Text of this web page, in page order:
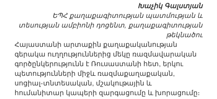
Խաչիկ Գալստյան
ԵՊՀ քաղաքագիտության պատմության և
տեսության ամբիոնի դոցենտ, քաղաքագիտության
թեկնածու
Հայաստանի արտաքին քաղաքականության
գերակա ուղղություններից մեկը ռազմավարական
գործընկերությունն է Ռուսաստանի հետ, երկու
պետությունների միջև ռազմաքաղաքական,
սոցիալ-տնտեսական, մշակութային և
հումանիտար կապերի զարգացումը և խորացումը։